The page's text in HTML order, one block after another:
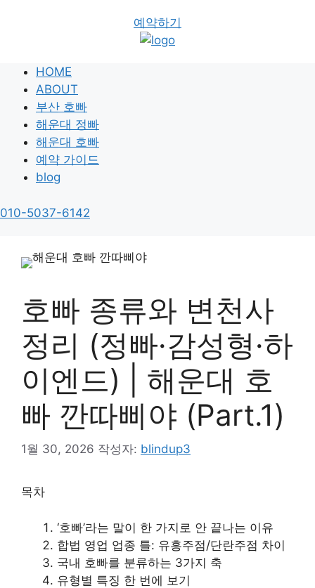
예약하기
HOME
ABOUT
부산 호빠
해운대 정빠
해운대 호빠
예약 가이드
blog
010-5037-6142
호빠 종류와 변천사
정리 (정빠·감성형·하
이엔드) | 해운대 호
빠 깐따삐야 (Part.1)
1월 30, 2026 작성자: blindup3
목차
‘호빠’라는 말이 한 가지로 안 끝나는 이유
합법 영업 업종 틀: 유흥주점/단란주점 차이
국내 호빠를 분류하는 3가지 축
유형별 특징 한 번에 보기